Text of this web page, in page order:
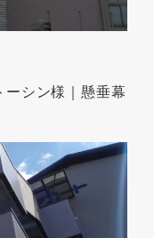
ーシン様｜懸垂幕